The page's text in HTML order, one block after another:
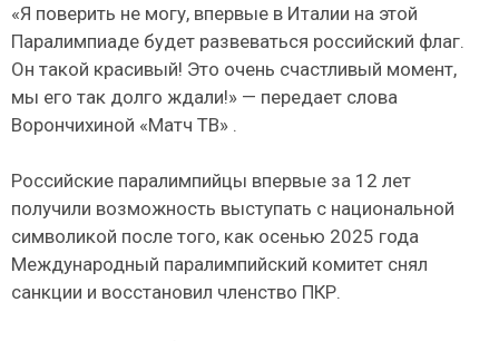
«Я поверить не могу, впервые в Италии на этой
Паралимпиаде будет развеваться российский флаг.
Он такой красивый! Это очень счастливый момент,
мы его так долго ждали!» — передает слова
Ворончихиной «Матч ТВ» .
Российские паралимпийцы впервые за 12 лет
получили возможность выступать с национальной
символикой после того, как осенью 2025 года
Международный паралимпийский комитет снял
санкции и восстановил членство ПКР.